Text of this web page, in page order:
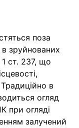
поза
зруйнованих
ст. 237, що
в
огляд
при огляді
залучений